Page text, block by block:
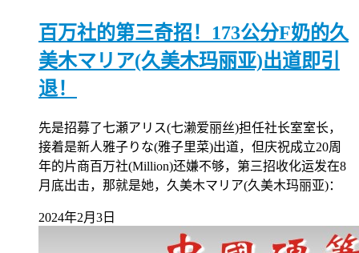
百万社的第三奇招！173公分F奶的久
美木マリア(久美木玛丽亚)出道即引
退！
先是招募了七瀬アリス(七濑爱丽丝)担任社长室室长，
接着是新人雅子りな(雅子里菜)出道，但庆祝成立20周
年的片商百万社(Million)还嫌不够，第三招收化运发在8
月底出击，那就是她，久美木マリア(久美木玛丽亚)：
2024年2月3日